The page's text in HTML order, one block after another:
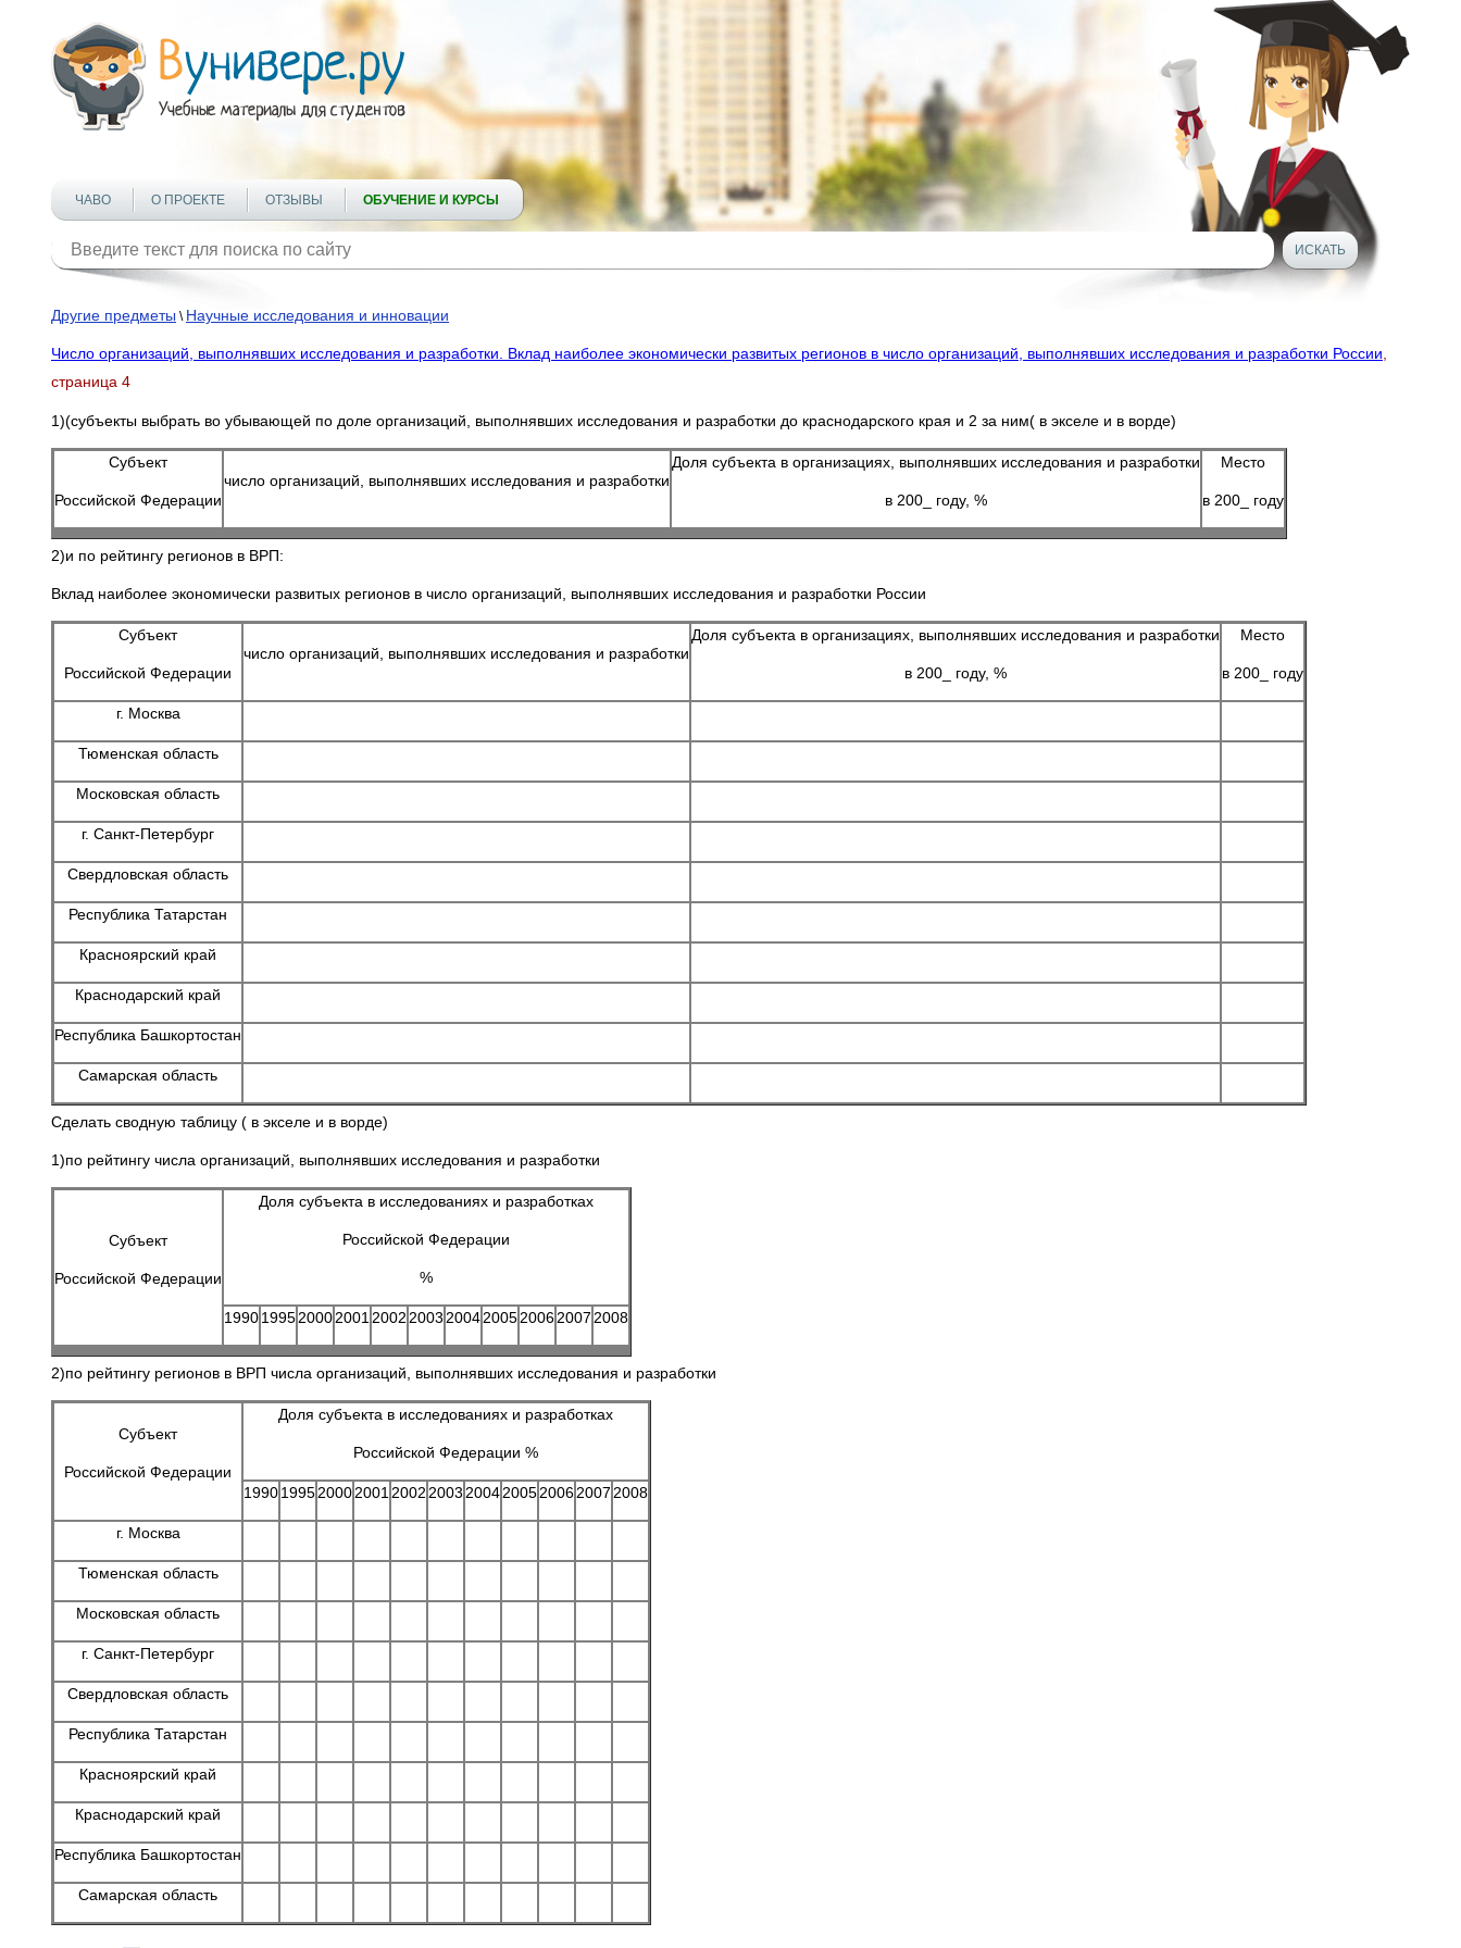
ЧАВО О ПРОЕКТЕ ОТЗЫВЫ ОБУЧЕНИЕ И КУРСЫ
Другие предметы \ Научные исследования и инновации
Число организаций, выполнявших исследования и разработки. Вклад наиболее экономически развитых регионов в число организаций, выполнявших исследования и разработки России
страница 4
1)(субъекты выбрать во убывающей по доле организаций, выполнявших исследования и разработки до краснодарского края и 2 за ним( в экселе и в ворде)
Субъект
Российской Федерации
число организаций, выполнявших исследования и разработки
Доля субъекта в организациях, выполнявших исследования и разработки
в 200_ году, %
Место
в 200_ году
2)и по рейтингу регионов в ВРП:
Вклад наиболее экономически развитых регионов в число организаций, выполнявших исследования и разработки России
Субъект
Российской Федерации
число организаций, выполнявших исследования и разработки
Доля субъекта в организациях, выполнявших исследования и разработки
в 200_ году, %
Место
в 200_ году
г. Москва
Тюменская область
Московская область
г. Санкт-Петербург
Свердловская область
Республика Татарстан
Красноярский край
Краснодарский край
Республика Башкортостан
Самарская область
Сделать сводную таблицу ( в экселе и в ворде)
1)по рейтингу числа организаций, выполнявших исследования и разработки
Субъект
Российской Федерации
Доля субъекта в исследованиях и разработках
Российской Федерации
%
1990199520002001 2002 2003 2004200520062007 2008
2)по рейтингу регионов в ВРП числа организаций, выполнявших исследования и разработки
Субъект
Российской Федерации
Доля субъекта в исследованиях и разработках
Российской Федерации %
1990199520002001 2002 2003 2004200520062007 2008
г. Москва
Тюменская область
Московская область
г. Санкт-Петербург
Свердловская область
Республика Татарстан
Красноярский край
Краснодарский край
Республика Башкортостан
Самарская область